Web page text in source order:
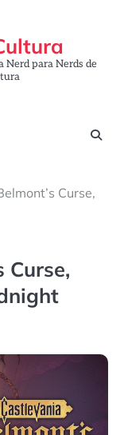
Nerd para Nerds de
Curse,
Curse,